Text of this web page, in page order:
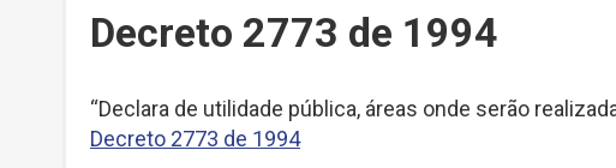
Decreto 2773 de 1994
“Declara de utilidade pública, áreas onde serão
Decreto 2773 de 1994